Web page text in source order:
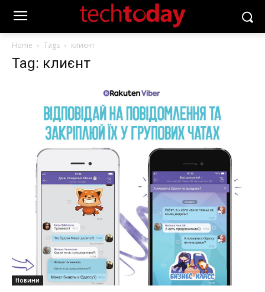
Home Tags клиєнт
Tag: клиєнт
Новини